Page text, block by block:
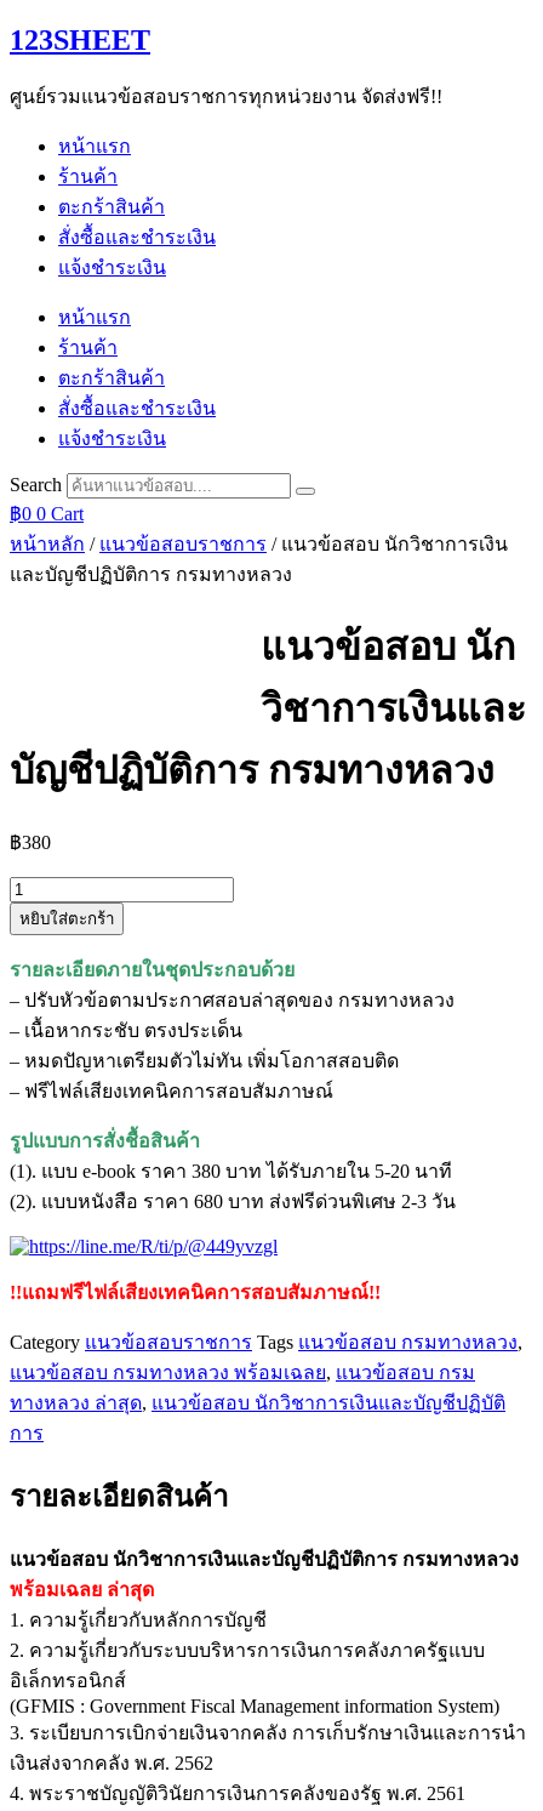
Skip
to
123SHEET
ศูนย์รวมแนวข้อสอบราชการทุกหน่วยงาน จัดส่งฟรี!!
หน้าแรก
ร้านค้า
ตะกร้าสินค้า
สั่งซื้อและชำระเงิน
แจ้งชำระเงิน
หน้าแรก
ร้านค้า
ตะกร้าสินค้า
สั่งซื้อและชำระเงิน
แจ้งชำระเงิน
Search
฿0 0 Cart
หน้าหลัก / แนวข้อสอบราชการ / แนวข้อสอบ นักวิชาการเงิน
และบัญชีปฏิบัติการ กรมทางหลวง
แนวข้อสอบ นัก
วิชาการเงินและ
บัญชีปฏิบัติการ กรมทางหลวง
฿380
จำนวน
แนว
นัก
วิชาการ
เงิน
และ
บัญชี
ปฏิบัติ
การ
กรม
ชิ้น
หยิบใส่ตะกร้า
รายละเอียดภายในชุดประกอบด้วย
– ปรับหัวข้อตามประกาศสอบล่าสุดของ กรมทางหลวง
– เนื้อหากระชับ ตรงประเด็น
– หมดปัญหาเตรียมตัวไม่ทัน เพิ่มโอกาสสอบติด
– ฟรีไฟล์เสียงเทคนิคการสอบสัมภาษณ์
รูปแบบการสั่งชื้อสินค้า
(1). แบบ e-book ราคา 380 บาท ได้รับภายใน 5-20 นาที
(2). แบบหนังสือ ราคา 680 บาท ส่งฟรีด่วนพิเศษ 2-3 วัน
!!แถมฟรีไฟล์เสียงเทคนิคการสอบสัมภาษณ์!!
Category แนวข้อสอบราชการ Tags แนวข้อสอบ กรมทางหลวง,
แนวข้อสอบ กรมทางหลวง พร้อมเฉลย, แนวข้อสอบ กรม
ทางหลวง ล่าสุด, แนวข้อสอบ นักวิชาการเงินและบัญชีปฏิบัติ
การ
รายละเอียดสินค้า
แนวข้อสอบ นักวิชาการเงินและบัญชีปฏิบัติการ กรมทางหลวง
พร้อมเฉลย ล่าสุด
1. ความรู้เกี่ยวกับหลักการบัญชี
2. ความรู้เกี่ยวกับระบบบริหารการเงินการคลังภาครัฐแบบ
อิเล็กทรอนิกส์
(GFMIS : Government Fiscal Management information System)
3. ระเบียบการเบิกจ่ายเงินจากคลัง การเก็บรักษาเงินและการนำ
เงินส่งจากคลัง พ.ศ. 2562
4. พระราชบัญญัติวินัยการเงินการคลังของรัฐ พ.ศ. 2561